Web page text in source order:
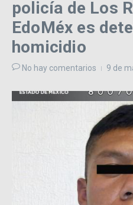
policía de Los
EdoMéx es
homicidio
No hay comentarios 9 de